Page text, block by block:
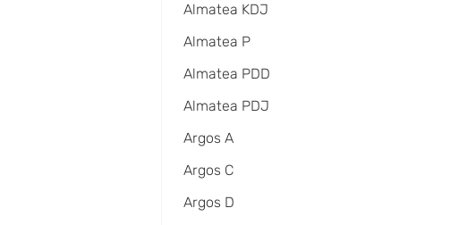
Almatea KDJ
Almatea P
Almatea PDD
Almatea PDJ
Argos A
Argos C
Argos D